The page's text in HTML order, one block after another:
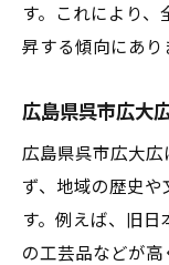
高価買
プロの
買取の成功
御礼の秘密
広島県
買取成
す。これにより
昇する傾向にあり
広島県呉市広大
広島県呉市広大広
ず、地域の歴史
す。例えば、旧
の工芸品などが